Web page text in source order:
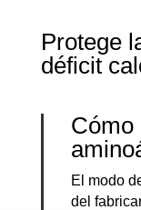
Protege
déficit
Cómo
El modo
del